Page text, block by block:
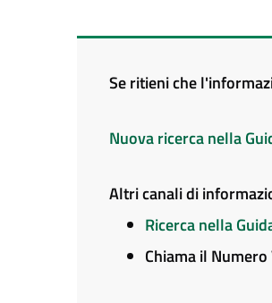
Se ritieni che
Nuova ricerca nella
Altri canali di
Ricerca nella
Chiama il